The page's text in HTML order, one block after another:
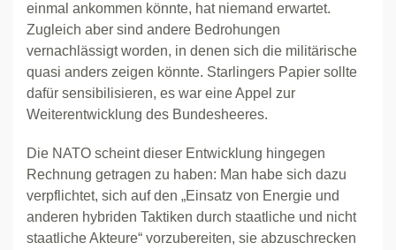
einmal ankommen könnte, hat niemand erwartet.
Zugleich aber sind andere Bedrohungen
vernachlässigt worden, in denen sich die militärische
quasi anders zeigen könnte. Starlingers Papier sollte
dafür sensibilisieren, es war eine Appel zur
Weiterentwicklung des Bundesheeres.
Die NATO scheint dieser Entwicklung hingegen
Rechnung getragen zu haben: Man habe sich dazu
verpflichtet, sich auf den „Einsatz von Energie und
anderen hybriden Taktiken durch staatliche und nicht
staatliche Akteure“ vorzubereiten, sie abzuschrecken